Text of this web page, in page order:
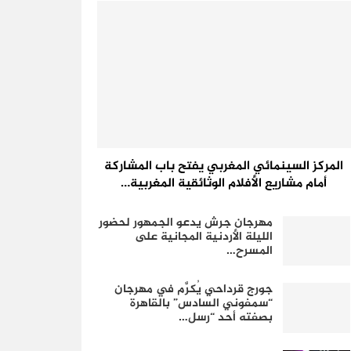
المركز السينمائي المغربي يفتح باب المشاركة
أمام مشاريع الأفلام الوثائقية المغربية…
مهرجان جرش يدعو الجمهور لحضور
الليلة الأردنية المجانية على
المسرح…
جورج قرداحي يُكرَّم في مهرجان
“سمفوني السادس” بالقاهرة
بصفته أحد “رسل…